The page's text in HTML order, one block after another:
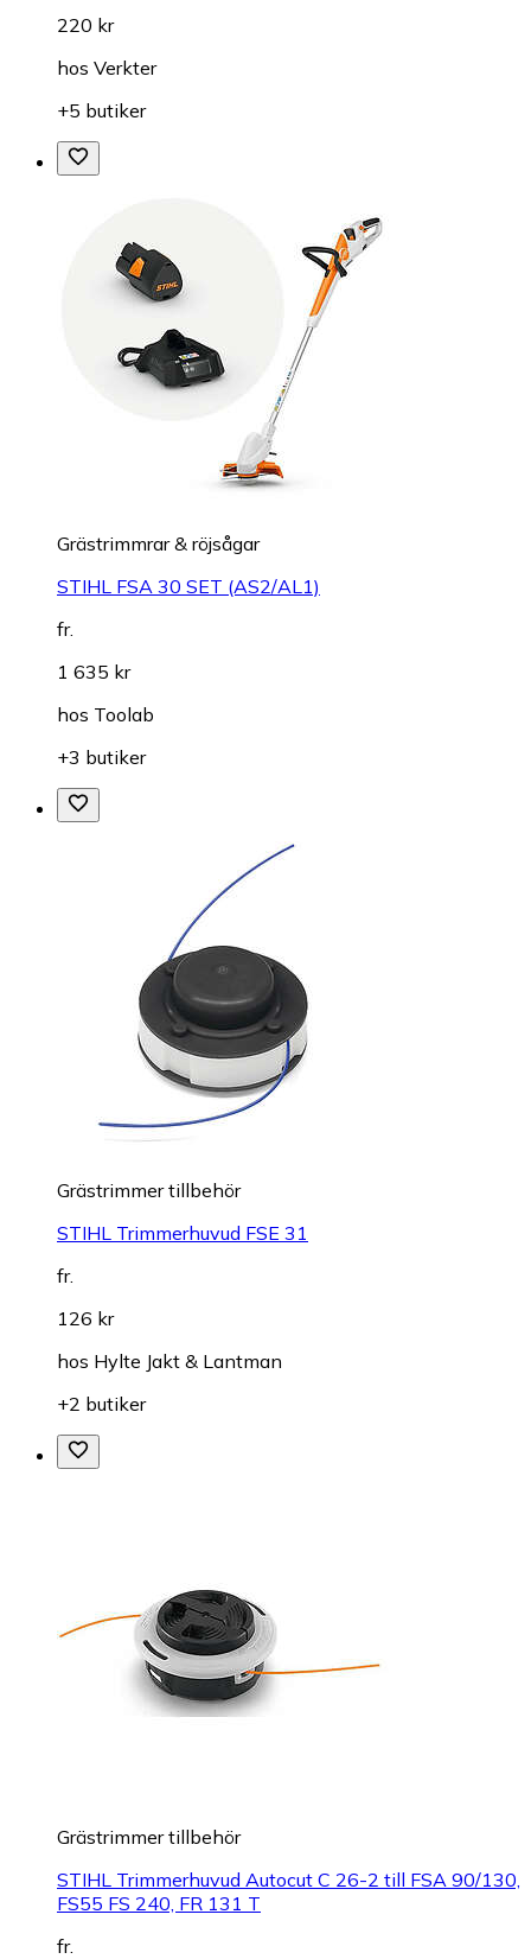
220 kr
hos Verkter
+5 butiker
Grästrimmrar & röjsågar
STIHL FSA 30 SET (AS2/AL1)
fr.
1 635 kr
hos Toolab
+3 butiker
Grästrimmer tillbehör
STIHL Trimmerhuvud FSE 31
fr.
126 kr
hos Hylte Jakt & Lantman
+2 butiker
Grästrimmer tillbehör
STIHL Trimmerhuvud Autocut C 26-2 till FSA 90/130,
FS55 FS 240, FR 131 T
fr.